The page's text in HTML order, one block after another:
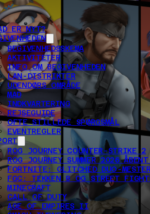
ER NYT?
BEGIVENHEDSSKEMA
AKTIVITETER
INFO OM BEGIVENHEDEN
LAN-DISTRIKTER
UDENDØRS OMRÅDE
MAD
INDKVARTERING
REJSEGUIDE
OFTE STILLEDE SPØRGSMÅL
EVENTREGLER
ROG JOURNEY COUNTER-STRIKE 2
ROG JOURNEY SUMMER 2026
FORTNITE: GLITCHED DUO-
FGC: TEKKEN 8 OG STREET
MINECRAFT
CALL OF DUTY
AGE OF EMPIRES II